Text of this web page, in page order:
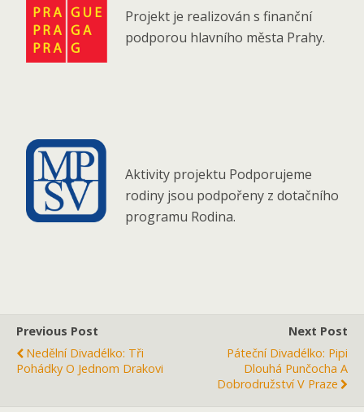
UmeniDelatZmeny.cz anebo
HappinessManagement.cz.
Projekt je realizován s finanční
podporou hlavního města Prahy.
Aktivity projektu Podporujeme
rodiny jsou podpořeny z dotačního
programu Rodina.
Previous Post
Nedělní Divadélko: Tři
Pohádky O Jednom Drakovi
Next Post
Páteční Divadélko: Pipi
Dlouhá Punčocha A
Dobrodružství V Praze